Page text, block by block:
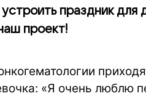
устроить праздник
проект!
«Я очень люблю